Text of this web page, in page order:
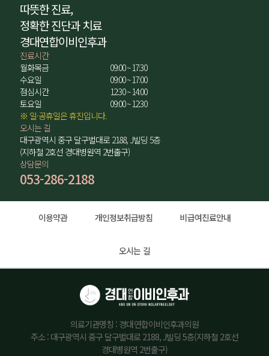
따뜻한 진료,
정확한 진단과 치료
경대연합이비인후과
진료시간
월화목금
09:00 ~ 17:30
수요일
09:00 ~ 17:00
점심시간
12:30 ~ 14:00
토요일
09:00 ~ 12:30
※ 일·공휴일은 휴진입니다.
오시는 길
대구광역시 중구 달구벌대로 2188, J빌딩 5층
(지하철 2호선 경대병원역 2번출구)
상담문의
053-286-2188
이용약관 개인정보취급방침 비급여진료안내
오시는 길
의료기관명칭 : 경대연합이비인후과의원
주소 : 대구광역시 중구 달구벌대로 2188, J빌딩 5층(지하철 2호선
경대병원역 2번출구)